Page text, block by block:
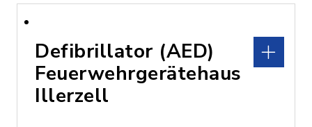
Defibrillator (AED)
Feuerwehrgerätehaus
Illerzell